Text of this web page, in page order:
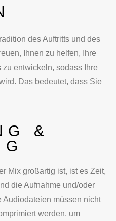
des Auftritts und des
Ihnen zu helfen, Ihre
entwickeln, sodass Ihre
Das bedeutet, dass Sie
&
Mix großartig ist, ist es Zeit,
die Aufnahme und/oder
müssen nicht
werden, um